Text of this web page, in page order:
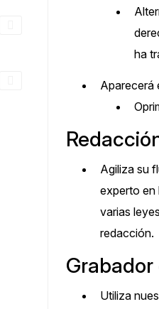
ha
Aparecerá
Agiliza su
experto en
varias
redacción.
Utiliza